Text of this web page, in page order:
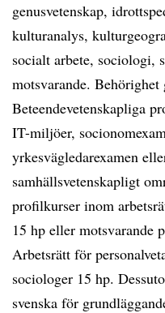
genusvetenskap,
kulturanalys,
socialt arbete, sociologi,
motsvarande. Behörighet
Beteendevetenskapliga
IT-miljöer,
yrkesvägledarexamen
samhällsvetenskapligt
profilkurser inom
15 hp eller motsvarande
Arbetsrätt för
sociologer 15 hp.
svenska för